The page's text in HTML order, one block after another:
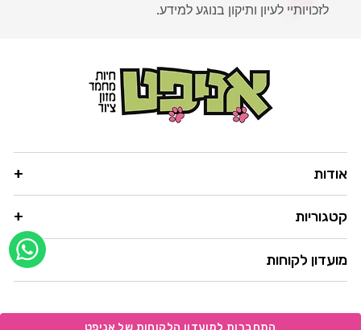
לזכויותיי לעיון ותיקון בנוגע למידע.
אודות
קטגוריות
מועדון לקוחות
info@anipet.co.il